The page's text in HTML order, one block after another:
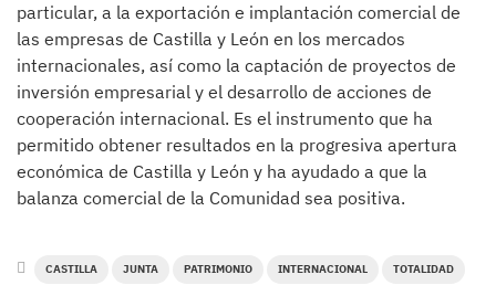
particular, a la exportación e implantación comercial de
las empresas de Castilla y León en los mercados
internacionales, así como la captación de proyectos de
inversión empresarial y el desarrollo de acciones de
cooperación internacional. Es el instrumento que ha
permitido obtener resultados en la progresiva apertura
económica de Castilla y León y ha ayudado a que la
balanza comercial de la Comunidad sea positiva.
CASTILLA JUNTA PATRIMONIO INTERNACIONAL TOTALIDAD